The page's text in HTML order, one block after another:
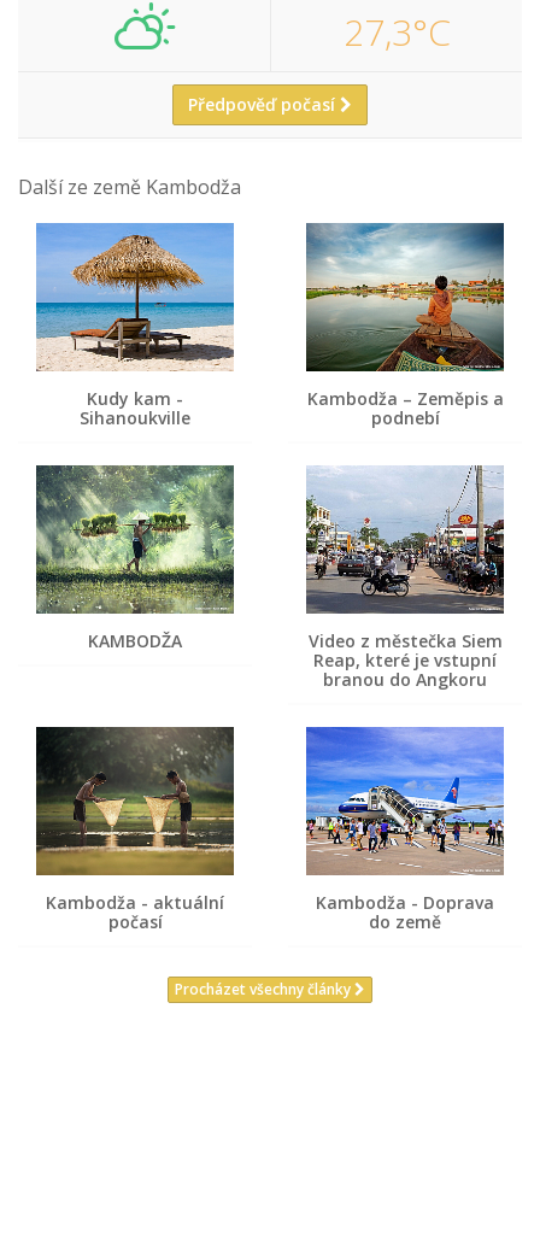
27,3°C
Předpověď počasí
Další ze země Kambodža
Kudy kam -
Sihanoukville
Kambodža – Zeměpis a
podnebí
KAMBODŽA
Video z městečka Siem
Reap, které je vstupní
branou do Angkoru
Kambodža - aktuální
počasí
Kambodža - Doprava
do země
Procházet všechny články